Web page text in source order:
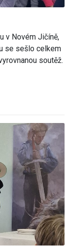
v Novém Jičíně,
se sešlo celkem
soutěž.